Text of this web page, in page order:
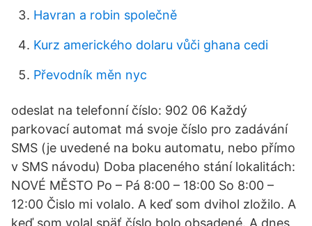
Havran a robin společně
Kurz amerického dolaru vůči ghana cedi
Převodník měn nyc
odeslat na telefonní číslo: 902 06 Každý
parkovací automat má svoje číslo pro zadávání
SMS (je uvedené na boku automatu, nebo přímo
v SMS návodu) Doba placeného stání lokalitách:
NOVÉ MĚSTO Po – Pá 8:00 – 18:00 So 8:00 –
12:00 Čislo mi volalo. A keď som dvihol zložilo. A
keď som volal späť číslo bolo obsadené. A dnes